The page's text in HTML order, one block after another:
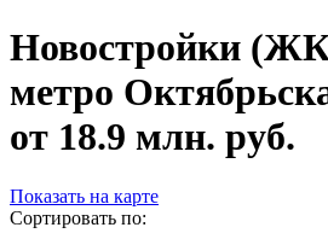
Новостройки
метро
от 18.9 млн. руб.
Показать на карте
Сортировать по: